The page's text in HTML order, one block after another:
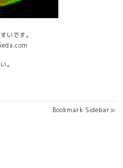
いです。
。
Bookmark Sidebar≫